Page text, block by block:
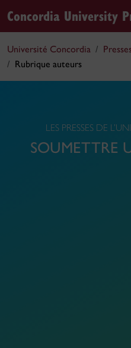
Concordia University
Université Concordia
Rubrique auteurs
LES PRESSES DE
SOUMETTRE